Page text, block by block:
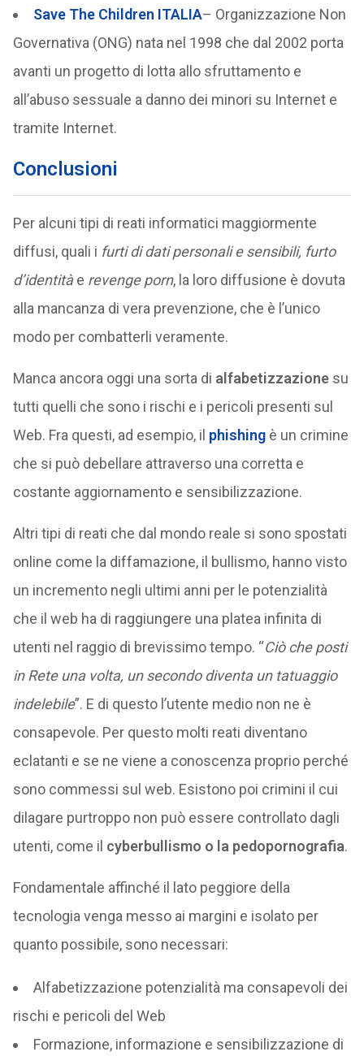
Save The Children ITALIA– Organizzazione Non
Governativa (ONG) nata nel 1998 che dal 2002 porta
avanti un progetto di lotta allo sfruttamento e
all’abuso sessuale a danno dei minori su Internet e
tramite Internet.
Conclusioni
Per alcuni tipi di reati informatici maggiormente
diffusi, quali i furti di dati personali e sensibili, furto
d’identitàe revenge porn, la loro diffusione è dovuta
alla mancanza di vera prevenzione, che è l’unico
modo per combatterli veramente.
Manca ancora oggi una sorta di alfabetizzazione su
tutti quelli che sono i rischi e i pericoli presenti sul
Web. Fra questi, ad esempio, il phishingè un crimine
che si può debellare attraverso una corretta e
costante aggiornamento e sensibilizzazione.
Altri tipi di reati che dal mondo reale si sono spostati
online come la diffamazione, il bullismo, hanno visto
un incremento negli ultimi anni per le potenzialità
che il web ha di raggiungere una platea infinita di
utenti nel raggio di brevissimo tempo. “Ciò che posti
in Rete una volta, un secondo diventa un tatuaggio
indelebile”. E di questo l’utente medio non ne è
consapevole. Per questo molti reati diventano
eclatanti e se ne viene a conoscenza proprio perché
sono commessi sul web. Esistono poi crimini il cui
dilagare purtroppo non può essere controllato dagli
utenti, come il cyberbullismo o la pedopornografia.
Fondamentale affinché il lato peggiore della
tecnologia venga messo ai margini e isolato per
quanto possibile, sono necessari:
Alfabetizzazione potenzialità ma consapevoli dei
rischi e pericoli del Web
Formazione, informazione e sensibilizzazione di